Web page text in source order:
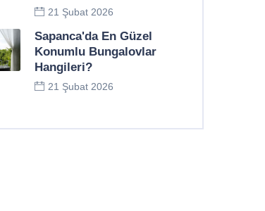
21 Şubat 2026
Sapanca'da En Güzel
Konumlu Bungalovlar
Hangileri?
21 Şubat 2026